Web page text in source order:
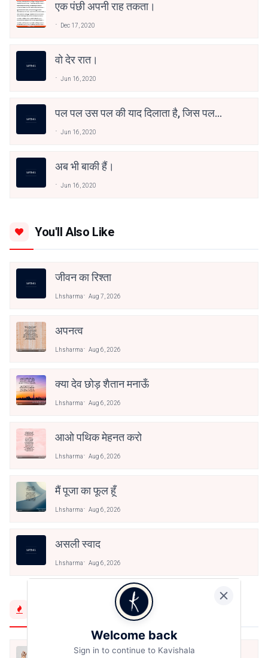
एक पंछी अपनी राह तकता।
Dec 17, 2020
वो देर रात।
Jun 16, 2020
पल पल उस पल की याद दिलाता है, जिस पल
Jun 16, 2020
अब भी बाकी हैं।
Jun 16, 2020
You'll Also Like
जीवन का रिश्ता
Lhsharma Aug 7, 2026
अपनत्व
Lhsharma Aug 6, 2026
क्या देव छोड़ शैतान मनाऊँ
Lhsharma Aug 6, 2026
आओ पथिक मेहनत करो
Lhsharma Aug 6, 2026
मैं पूजा का फूल हूँ
Lhsharma Aug 6, 2026
असली स्वाद
Lhsharma Aug 6, 2026
मैं शून्य पे सवार हूँ
Welcome back
Sign in to continue to Kavishala